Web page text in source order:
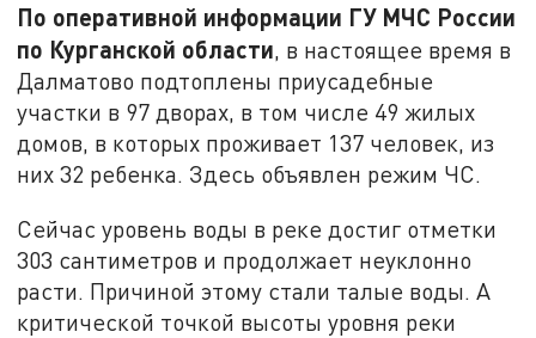
По оперативной информации ГУ МЧС России
по Курганской области, в настоящее время в
Далматово подтоплены приусадебные
участки в 97 дворах, в том числе 49 жилых
домов, в которых проживает 137 человек, из
них 32 ребенка. Здесь объявлен режим ЧС.
Сейчас уровень воды в реке достиг отметки
303 сантиметров и продолжает неуклонно
расти. Причиной этому стали талые воды. А
критической точкой высоты уровня реки